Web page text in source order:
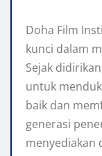
Doha Film
kunci dalam
Sejak
untuk
baik dan
generasi
menyediakan